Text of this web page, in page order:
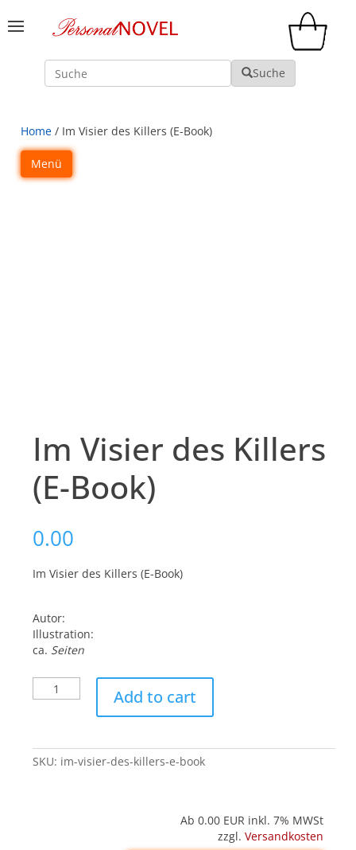
Suche Suche
Home / Im Visier des Killers (E-Book)
Menü
Im Visier des Killers
(E-Book)
0.00
Im Visier des Killers (E-Book)
Autor:
Illustration:
ca. Seiten
Visier
(E-
Book)
Add to cart
SKU: im-visier-des-killers-e-book
Ab 0.00 EUR inkl. 7% MWSt
zzgl. Versandkosten